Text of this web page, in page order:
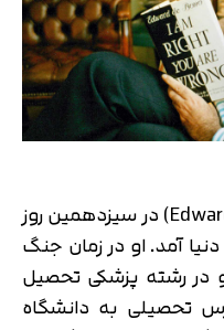
دکتر ادوارد دوبونو (Edward de Bono) در سیزدهمین روز
در مالت به دنیا آمد. او در زمان جنگ
در رشته پزشکی تحصیل
تحصیلی به دانشگاه